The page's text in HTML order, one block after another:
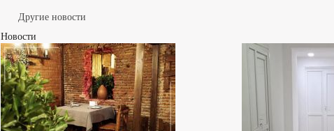
Другие новости
Новости